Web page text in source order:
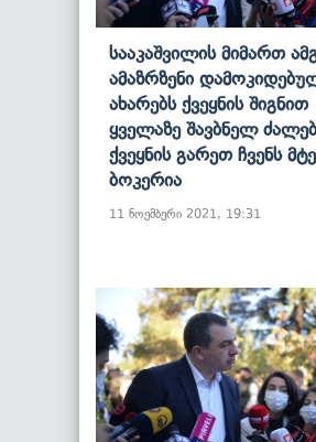
Სააკაშვილის Მიმართ
Ამაზრზენი
Ახარებს Ქვეყნის Შიგნით
Ყველაზე Შავბნელ
Ქვეყნის Გარეთ Ჩვენს
Ბოკერია
11 ნოემბერი 2021, 19:31